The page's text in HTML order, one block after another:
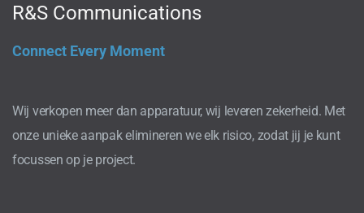
R&S Communications
Connect Every Moment
Wij verkopen meer dan apparatuur, wij leveren zekerheid. Met
onze unieke aanpak elimineren we elk risico, zodat jij je kunt
focussen op je project.